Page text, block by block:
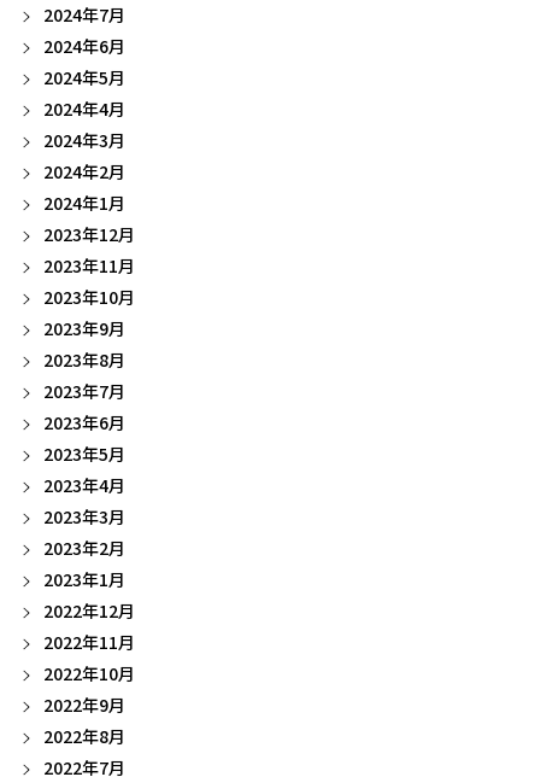
2024年7月
2024年6月
2024年5月
2024年4月
2024年3月
2024年2月
2024年1月
2023年12月
2023年11月
2023年10月
2023年9月
2023年8月
2023年7月
2023年6月
2023年5月
2023年4月
2023年3月
2023年2月
2023年1月
2022年12月
2022年11月
2022年10月
2022年9月
2022年8月
2022年7月